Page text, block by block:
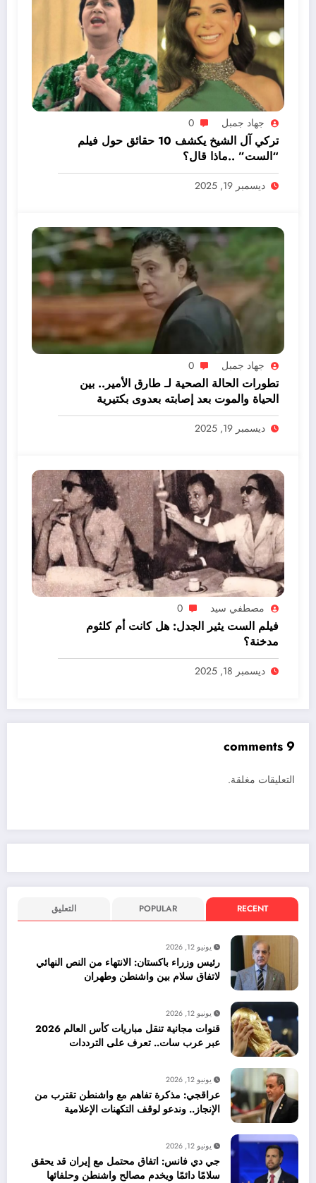
جهاد جمبل 0
تركي آل الشيخ يكشف 10 حقائق حول فيلم
“الست” ..ماذا قال؟
ديسمبر 19, 2025
جهاد جمبل 0
تطورات الحالة الصحية لـ طارق الأمير.. بين
الحياة والموت بعد إصابته بعدوى بكتيرية
ديسمبر 19, 2025
مصطفي سيد 0
فيلم الست يثير الجدل: هل كانت أم كلثوم
مدخنة؟
ديسمبر 18, 2025
9 comments
التعليقات مغلقة.
RECENT
POPULAR التعليق
يونيو 12, 2026
رئيس وزراء باكستان: الانتهاء من النص النهائي
لاتفاق سلام بين واشنطن وطهران
يونيو 12, 2026
قنوات مجانية تنقل مباريات كأس العالم 2026
عبر عرب سات.. تعرف على الترددات
يونيو 12, 2026
عراقجي: مذكرة تفاهم مع واشنطن تقترب من
الإنجاز.. وندعو لوقف التكهنات الإعلامية
يونيو 12, 2026
جي دي فانس: اتفاق محتمل مع إيران قد يحقق
سلامًا دائمًا ويخدم مصالح واشنطن وحلفائها